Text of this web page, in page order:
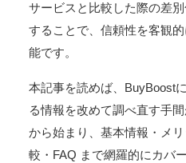
サービスと比較した際の差
することで、信頼性を客観
能です。
本記事を読めば、BuyBoost
る情報を改めて調べ直す手
から始まり、基本情報・メ
較・FAQ まで網羅的にカバ